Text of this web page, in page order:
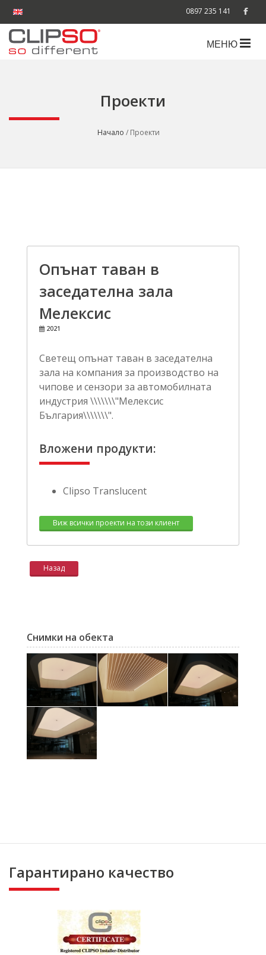
0897 235 141
МЕНЮ
Проекти
Начало / Проекти
Опънат таван в
заседателна зала
Мелексис
2021
Светещ опънат таван в заседателна
зала на компания за производство на
чипове и сензори за автомобилната
индустрия \\\\\\\"Мелексис
България\\\\\\\".
Вложени продукти:
Clipso Translucent
Виж всички проекти на този клиент
Назад
Снимки на обекта
Гарантирано качество